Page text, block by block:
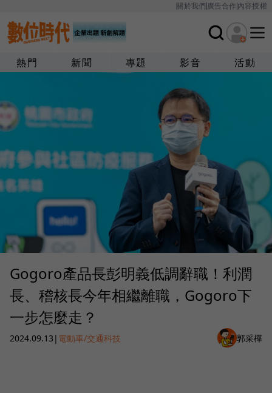
關於我們廣告合作內容授權
熱門 新聞 專題 影音 活動
Gogoro產品長彭明義低調辭職！利潤
長、稽核長今年相繼離職，Gogoro下
一步怎麼走？
2024.09.13 | 電動車/交通科技 郭采樺